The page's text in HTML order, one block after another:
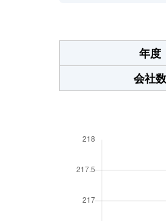
年度
会社